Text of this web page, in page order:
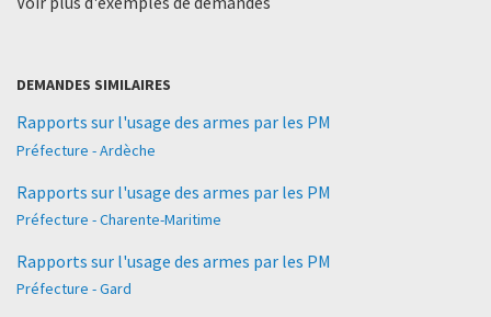
DEMANDES SIMILAIRES
Rapports sur l'usage des armes par les PM
Préfecture - Ardèche
Rapports sur l'usage des armes par les PM
Préfecture - Charente-Maritime
Rapports sur l'usage des armes par les PM
Préfecture - Gard